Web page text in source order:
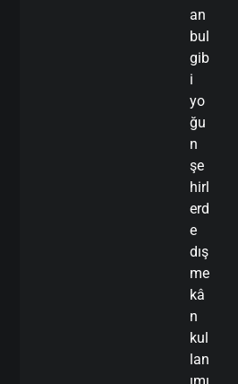
an
bul
gib
i
yo
ğu
n
şe
hirl
erd
e
dış
me
kâ
n
kul
lan
ımı